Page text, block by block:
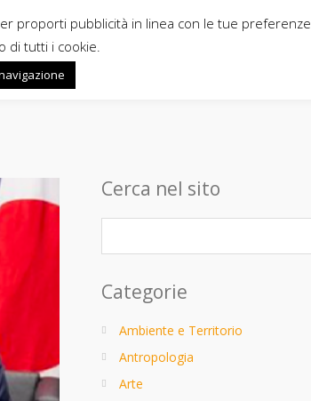
Cerca nel sito
Categorie
Ambiente e Territorio
Antropologia
Arte
proporti pubblicità in linea con le tue preferenze.
di tutti i cookie.